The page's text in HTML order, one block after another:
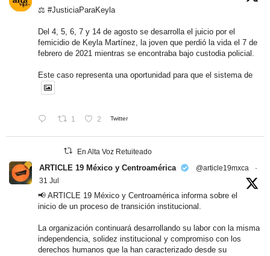
⚖️ #JusticiaParaKeyla
Del 4, 5, 6, 7 y 14 de agosto se desarrolla el juicio por el
femicidio de Keyla Martínez, la joven que perdió la vida el 7 de
febrero de 2021 mientras se encontraba bajo custodia policial.
Este caso representa una oportunidad para que el sistema de
1 2 Twitter
En Alta Voz Retuiteado
ARTICLE 19 México y Centroamérica @article19mxca
·
31 Jul
📢 ARTICLE 19 México y Centroamérica informa sobre el
inicio de un proceso de transición institucional.
La organización continuará desarrollando su labor con la misma
independencia, solidez institucional y compromiso con los
derechos humanos que la han caracterizado desde su